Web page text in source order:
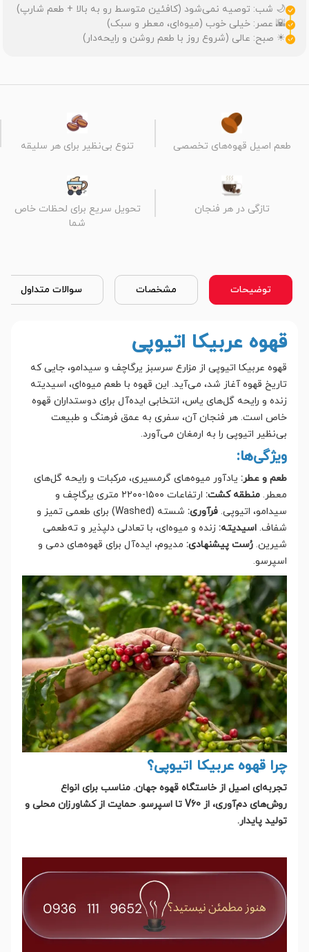
🌙 شب: توصیه نمی‌شود (کافئین متوسط رو به بالا + طعم شارپ)
🌇 عصر: خیلی خوب (میوه‌ای، معطر و سبک)
☀ صبح: عالی (شروع روز با طعم روشن و رایحه‌دار)
طعم اصیل قهوه‌های تخصصی تنوع بی‌نظیر برای هر سلیقه
تازگی در هر فنجان
تحویل سریع برای لحظات خاص
شما
توضیحات مشخصات سوالات متداول
قهوه عربیکا اتیوپی
قهوه عربیکا اتیوپی از مزارع سرسبز یرگاچف و سیدامو، جایی که
تاریخ قهوه آغاز شد، می‌آید. این قهوه با طعم میوه‌ای، اسیدیته
زنده و رایحه گل‌های یاس، انتخابی ایده‌آل برای دوستداران قهوه
خاص است. هر فنجان آن، سفری به عمق فرهنگ و طبیعت
بی‌نظیر اتیوپی را به ارمغان می‌آورد.
ویژگی‌ها:
طعم و عطر: یادآور میوه‌های گرمسیری، مرکبات و رایحه گل‌های
معطر. منطقه کشت:
ارتفاعات ۱۵۰۰-۲۲۰۰ متری یرگاچف و
سیدامو، اتیوپی. فرآوری:
شسته (Washed) برای طعمی تمیز و
شفاف. اسیدیته: زنده و میوه‌ای، با تعادلی دلپذیر و ته‌طعمی
شیرین. رُست پیشنهادی: مدیوم، ایده‌آل برای قهوه‌های دمی و
اسپرسو.
چرا قهوه عربیکا اتیوپی؟
تجربه‌ای اصیل از خاستگاه قهوه جهان. مناسب برای انواع
روش‌های دم‌آوری، از V60 تا اسپرسو.
حمایت از کشاورزان محلی و
تولید پایدار.